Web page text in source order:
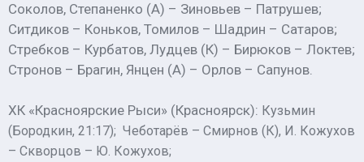
Соколов, Степаненко (А) – Зиновьев – Патрушев;
Ситдиков – Коньков, Томилов – Шадрин – Сатаров;
Стребков – Курбатов, Лудцев (К) – Бирюков – Локтев;
Стронов – Брагин, Янцен (А) – Орлов – Сапунов.
ХК «Красноярские Рыси» (Красноярск): Кузьмин
(Бородкин, 21:17); Чеботарёв – Смирнов (К), И. Кожухов
– Скворцов – Ю. Кожухов;